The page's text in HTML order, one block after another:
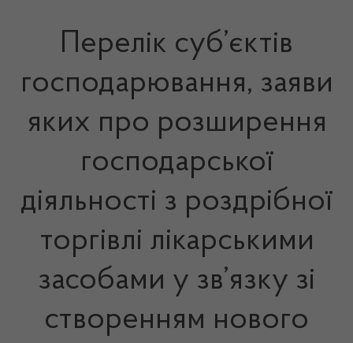
Перелік суб’єктів
господарювання, заяви
яких про розширення
господарської
діяльності з роздрібної
торгівлі лікарськими
засобами у зв’язку зі
створенням нового